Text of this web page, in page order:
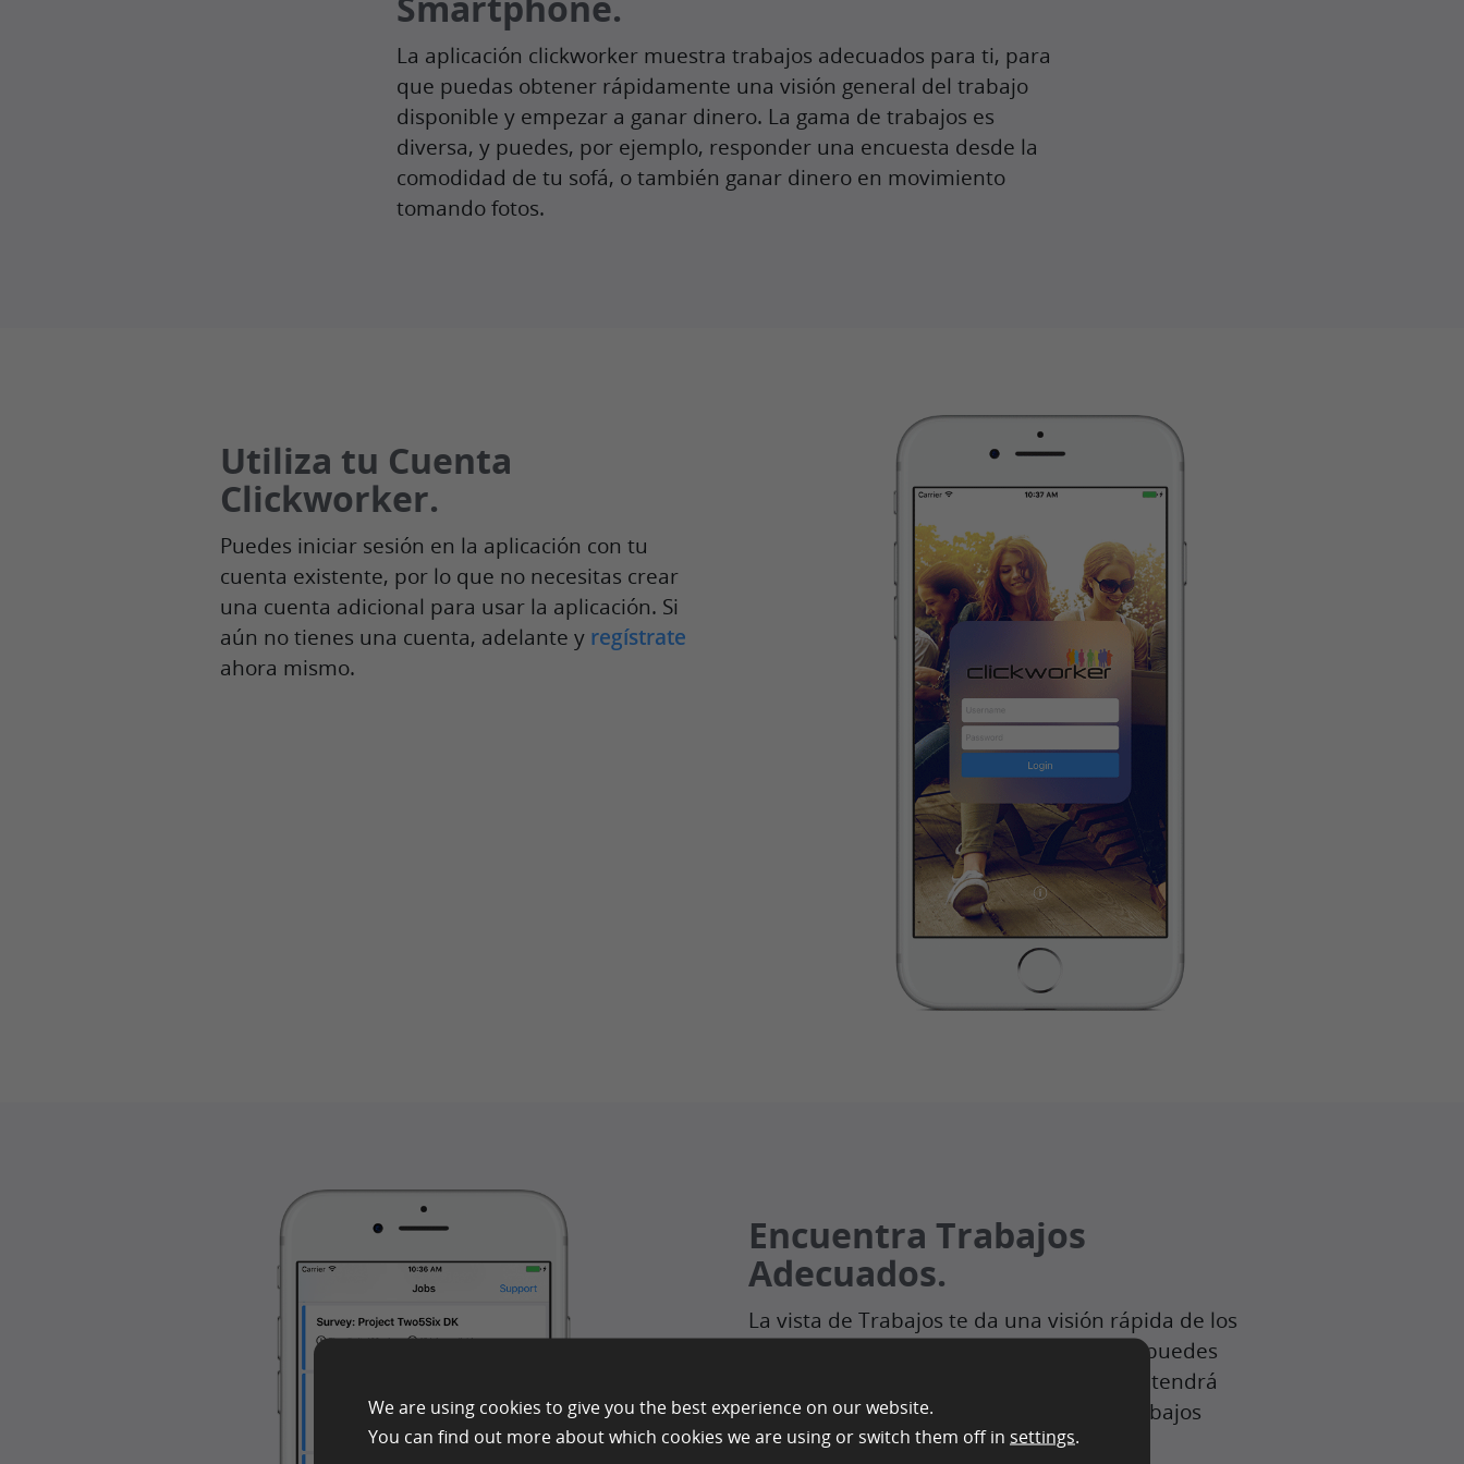
La aplicación clickworker muestra trabajos adecuados para ti, para
que puedas obtener rápidamente una visión general del trabajo
disponible y empezar a ganar dinero. La gama de trabajos es
diversa, y puedes, por ejemplo, responder una encuesta desde la
comodidad de tu sofá, o también ganar dinero en movimiento
tomando fotos.
Utiliza tu Cuenta
Clickworker.
Puedes iniciar sesión en la aplicación con tu
cuenta existente, por lo que no necesitas crear
una cuenta adicional para usar la aplicación. Si
aún no tienes una cuenta, adelante y regístrate
ahora mismo.
Encuentra Trabajos
Adecuados.
La vista de Trabajos te da una visión rápida de los
trabajos disponibles. Puedes ver cuánto puedes
ganar por trabajo, cuánto tiempo se mantendrá
reservado para ti el trabajo y cuántos trabajos
aún están disponibles.
We are using cookies to give you the best experience on our website.
You can find out more about which cookies we are using or switch them off in settings.